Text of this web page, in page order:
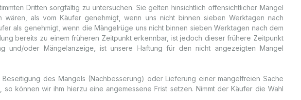
Dritten sorgfältig zu untersuchen. Sie gelten hinsichtlich offensichtlicher Mängel
als vom Käufer genehmigt, wenn uns nicht binnen sieben Werktagen nach
als genehmigt, wenn die Mängelrüge uns nicht binnen sieben Werktagen nach dem
bereits zu einem früheren Zeitpunkt erkennbar, ist jedoch dieser frühere Zeitpunkt
und/oder Mängelanzeige, ist unsere Haftung für den nicht angezeigten Mangel
des Mangels (Nachbesserung) oder Lieferung einer mangelfreien Sache
können wir ihm hierzu eine angemessene Frist setzen. Nimmt der Käufer die Wahl